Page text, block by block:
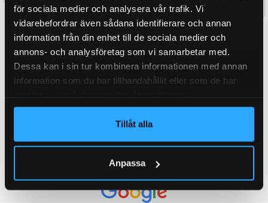
för sociala medier och analysera vår trafik. Vi
vidarebefordrar även sådana identifierare och annan
information från din enhet till de sociala medier och
annons- och analysföretag som vi samarbetar med.
Dessa kan i sin tur kombinera informationen med annan
information som du har tillhandahållit eller som de har
Tillåt alla
Anpassa
monterad )
Fällbar ramp bak,
Skåpsläp 250 (max last
400kg)
6 990kr inkl. moms